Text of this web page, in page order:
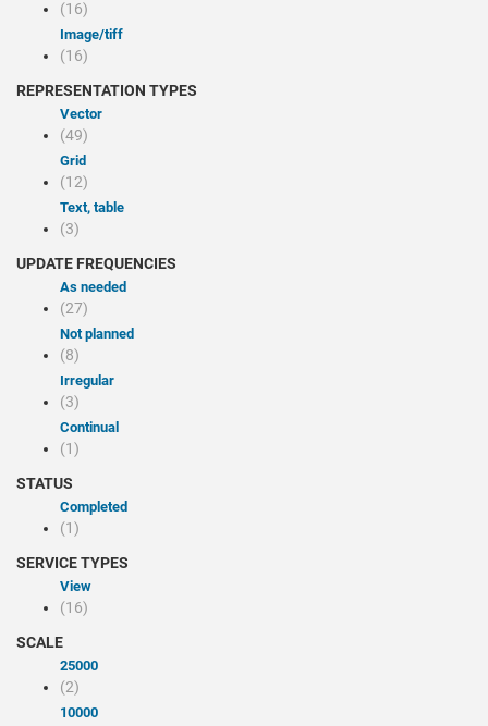
(16)
image/tiff
(16)
REPRESENTATION TYPES
Vector
(49)
Grid
(12)
Text, table
(3)
UPDATE FREQUENCIES
As needed
(27)
Not planned
(8)
Irregular
(3)
Continual
(1)
STATUS
Completed
(1)
SERVICE TYPES
view
(16)
SCALE
25000
(2)
10000